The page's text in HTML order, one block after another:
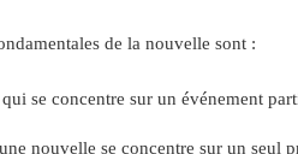
de la nouvelle sont :
se concentre sur un événement
nouvelle se concentre sur un